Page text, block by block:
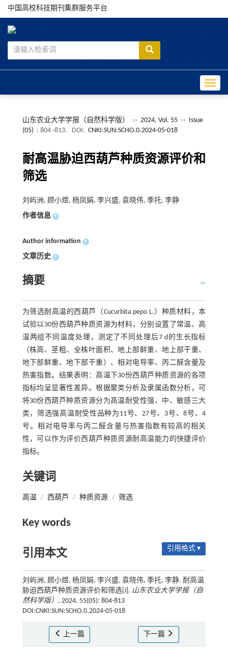
中国高校科技期刊集群服务平台
山东农业大学学报（自然科学版） ›› 2024, Vol. 55 ›› Issue
(05) : 804 -813. DOI: CNKI:SUN:SCHO.0.2024-05-018
耐高温胁迫西葫芦种质资源评价和
筛选
刘屿洲, 顾小煜, 杨凤娟, 李兴盛, 袁晓伟, 季托, 李静
作者信息 +
Author information +
文章历史 +
摘要
为筛选耐高温的西葫芦（Cucurbita pepo L.）种质材料，本
试验以30份西葫芦种质资源为材料，分别设置了常温、高
温两组不同温度处理，测定了不同处理后7 d的生长指标
（株高、茎粗、全株叶面积、地上部鲜重、地上部干重、
地下部鲜重、地下部干重）、相对电导率、丙二醛含量及
热害指数。结果表明：高温下30份西葫芦种质资源的各项
指标均呈显著性差异。根据聚类分析及隶属函数分析，可
将30份西葫芦种质资源分为高温耐受性强、中、敏感三大
类，筛选强高温耐受性品种为11号、27号、3号、8号、4
号。相对电导率与丙二醛含量与热害指数有较高的相关
性，可以作为评价西葫芦种质资源耐高温能力的快捷评价
指标。
关键词
高温 / 西葫芦 / 种质资源 / 筛选
Key words
引用本文 引用格式 ▾
刘屿洲, 顾小煜, 杨凤娟, 李兴盛, 袁晓伟, 季托, 李静. 耐高温
胁迫西葫芦种质资源评价和筛选[J]. 山东农业大学学报（自
然科学版） , 2024, 55(05): 804-813
DOI:CNKI:SUN:SCHO.0.2024-05-018
上一篇 下一篇